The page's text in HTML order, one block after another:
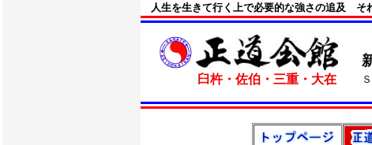
人生を生きて行く上で必要的な強さの追及 そ
臼杵・佐伯・三重・大在